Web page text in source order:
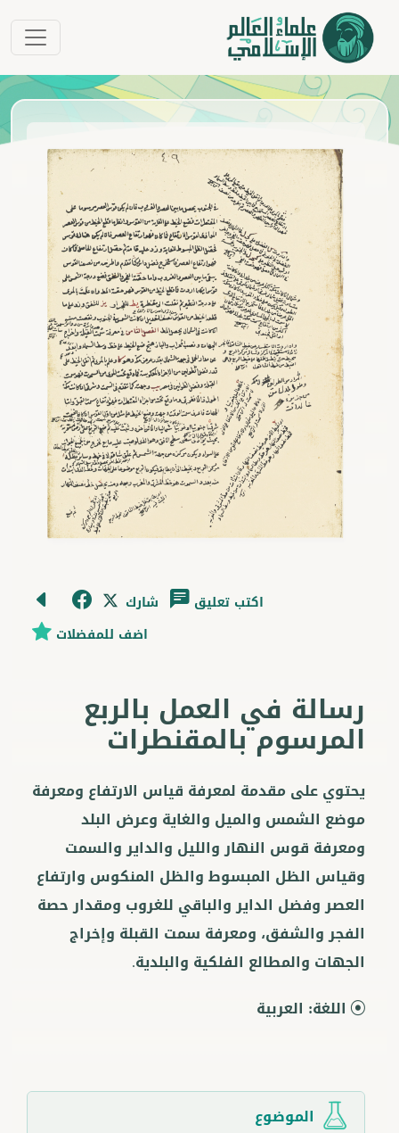
شارك
اكتب تعليق
اضف للمفضلات
رسالة في العمل بالربع
المرسوم بالمقنطرات
يحتوي على مقدمة لمعرفة قياس الارتفاع ومعرفة
موضع الشمس والميل والغاية وعرض البلد
ومعرفة قوس النهار والليل والداير والسمت
وقياس الظل المبسوط والظل المنكوس وارتفاع
العصر وفضل الداير والباقي للغروب ومقدار حصة
الفجر والشفق، ومعرفة سمت القبلة وإخراج
الجهات والمطالع الفلكية والبلدية.
اللغة:العربية
الموضوع